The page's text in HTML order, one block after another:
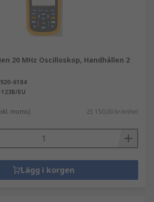
20 MHz Oscilloskop, Handhållen 2
920-6184
EU
moms) 25 150,00 kr/enhet
Lägg i korgen